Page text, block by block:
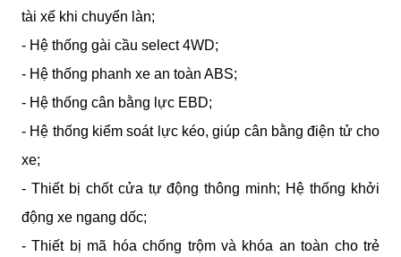
tài xế khi chuyển làn;
- Hệ thống gài cầu select 4WD;
- Hệ thống phanh xe an toàn ABS;
- Hệ thống cân bằng lực EBD;
- Hệ thống kiểm soát lực kéo, giúp cân bằng điện tử cho
xe;
- Thiết bị chốt cửa tự động thông minh; Hệ thống khởi
động xe ngang dốc;
- Thiết bị mã hóa chống trộm và khóa an toàn cho trẻ